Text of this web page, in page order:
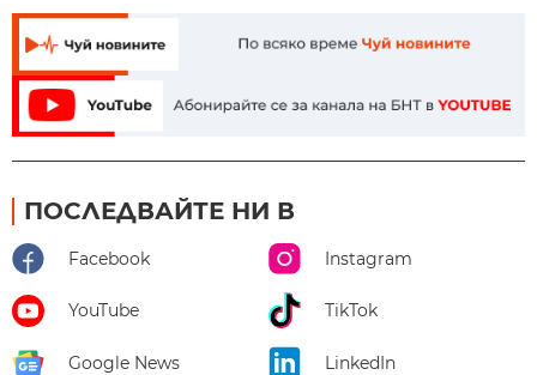
ПОСЛЕДВАЙТЕ НИ В
Facebook Instagram
YouTube TikTok
Google News LinkedIn